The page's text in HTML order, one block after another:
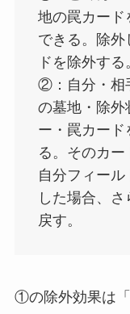
地の罠カード
できる。除
ドを除外する
②：自分・相
の墓地・除外
ー・罠カード
る。そのカ
自分フィール
した場合、
戻す。
①の除外効果は